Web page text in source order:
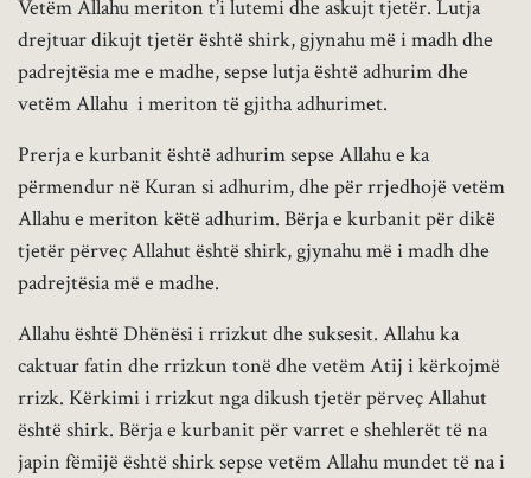
Vetëm Allahu meriton t’i lutemi dhe askujt tjetër. Lutja
drejtuar dikujt tjetër është shirk, gjynahu më i madh dhe
padrejtësia me e madhe, sepse lutja është adhurim dhe
vetëm Allahu i meriton të gjitha adhurimet.
Prerja e kurbanit është adhurim sepse Allahu e ka
përmendur në Kuran si adhurim, dhe për rrjedhojë vetëm
Allahu e meriton këtë adhurim. Bërja e kurbanit për dikë
tjetër përveç Allahut është shirk, gjynahu më i madh dhe
padrejtësia më e madhe.
Allahu është Dhënësi i rrizkut dhe suksesit. Allahu ka
caktuar fatin dhe rrizkun tonë dhe vetëm Atij i kërkojmë
rrizk. Kërkimi i rrizkut nga dikush tjetër përveç Allahut
është shirk. Bërja e kurbanit për varret e shehlerët të na
japin fëmijë është shirk sepse vetëm Allahu mundet të na i